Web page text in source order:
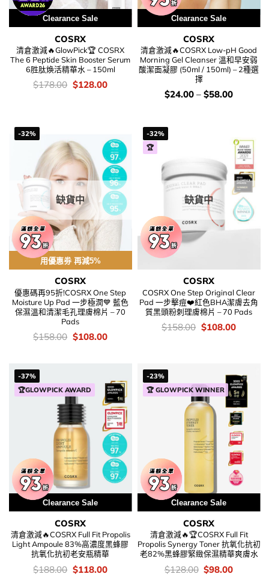
Clearance Sale
COSRX
清倉激減🔥GlowPick🏆 COSRX
The 6 Peptide Skin Booster Serum
6胜肽煥活精華水 – 150ml
價
$178.00 Original
$128.00Current
Clearance Sale
COSRX
清倉激減🔥COSRX Low-pH Good
Morning Gel Cleanser 溫和早安弱
酸潔面凝膠 (50ml / 150ml) – 2種選
擇
價
$24.00 – $58.00
-32%
用優惠劵 再減5%
缺貨中
COSRX
優惠碼再95折!COSRX One Step
Moisture Up Pad 一步極潤💙 藍色
保濕溫和清潔毛孔理膚棉片 – 70
Pads
價
錢：
$158.00 Original
price
$108.00Current
-32%
🏆
缺貨中
COSRX
COSRX One Step Original Clear
Pad 一步擊痘❤️紅色BHA潔膚去角
質黑頭粉刺理膚棉片 – 70 Pads
價
錢：
$158.00 Original
price
$108.00Current
-37%
🏆GLOWPICK AWARD
Clearance Sale
COSRX
清倉激減🔥COSRX Full Fit Propolis
Light Ampoule 83%高濃度黑蜂膠
抗氧化抗初老安瓶精華
價
錢：
$188.00 Original
price
$118.00Current
-23%
🏆 GLOWPICK WINNER
Clearance Sale
COSRX
清倉激減🔥🏆COSRX Full Fit
Propolis Synergy Toner 抗氧化抗初
老82%黑蜂膠緊緻保濕精華爽膚水
價
錢：
$128.00 Original
price
$98.00Current